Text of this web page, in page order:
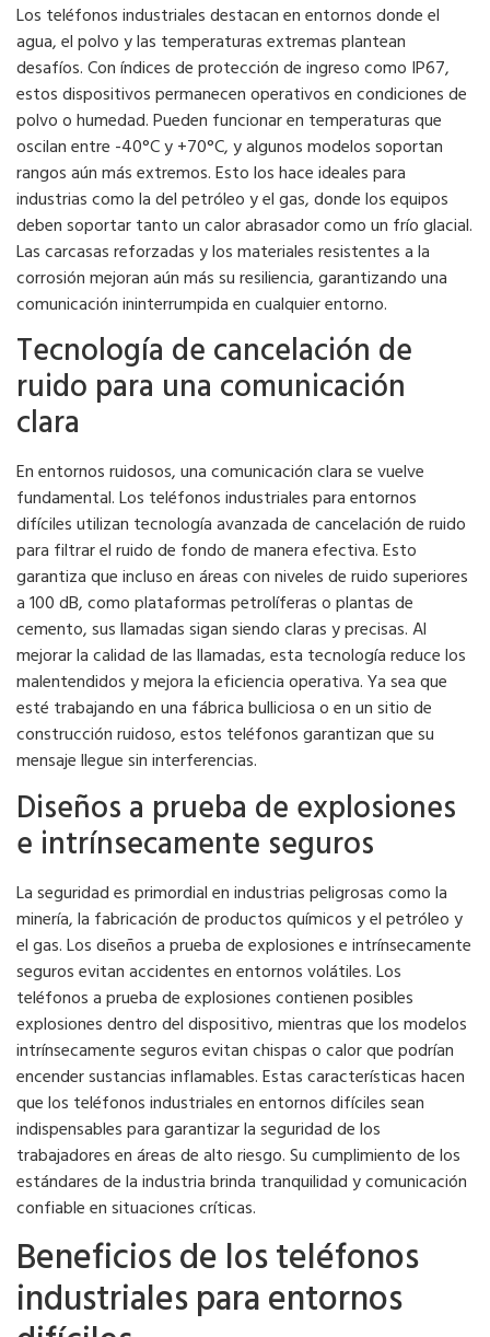
Los teléfonos industriales destacan en entornos donde el
agua, el polvo y las temperaturas extremas plantean
desafíos. Con índices de protección de ingreso como IP67,
estos dispositivos permanecen operativos en condiciones de
polvo o humedad. Pueden funcionar en temperaturas que
oscilan entre -40°C y +70°C, y algunos modelos soportan
rangos aún más extremos. Esto los hace ideales para
industrias como la del petróleo y el gas, donde los equipos
deben soportar tanto un calor abrasador como un frío glacial.
Las carcasas reforzadas y los materiales resistentes a la
corrosión mejoran aún más su resiliencia, garantizando una
comunicación ininterrumpida en cualquier entorno.
Tecnología de cancelación de
ruido para una comunicación
clara
En entornos ruidosos, una comunicación clara se vuelve
fundamental. Los teléfonos industriales para entornos
difíciles utilizan tecnología avanzada de cancelación de ruido
para filtrar el ruido de fondo de manera efectiva. Esto
garantiza que incluso en áreas con niveles de ruido superiores
a 100 dB, como plataformas petrolíferas o plantas de
cemento, sus llamadas sigan siendo claras y precisas. Al
mejorar la calidad de las llamadas, esta tecnología reduce los
malentendidos y mejora la eficiencia operativa. Ya sea que
esté trabajando en una fábrica bulliciosa o en un sitio de
construcción ruidoso, estos teléfonos garantizan que su
mensaje llegue sin interferencias.
Diseños a prueba de explosiones
e intrínsecamente seguros
La seguridad es primordial en industrias peligrosas como la
minería, la fabricación de productos químicos y el petróleo y
el gas. Los diseños a prueba de explosiones e intrínsecamente
seguros evitan accidentes en entornos volátiles. Los
teléfonos a prueba de explosiones contienen posibles
explosiones dentro del dispositivo, mientras que los modelos
intrínsecamente seguros evitan chispas o calor que podrían
encender sustancias inflamables. Estas características hacen
que los teléfonos industriales en entornos difíciles sean
indispensables para garantizar la seguridad de los
trabajadores en áreas de alto riesgo. Su cumplimiento de los
estándares de la industria brinda tranquilidad y comunicación
confiable en situaciones críticas.
Beneficios de los teléfonos
industriales para entornos